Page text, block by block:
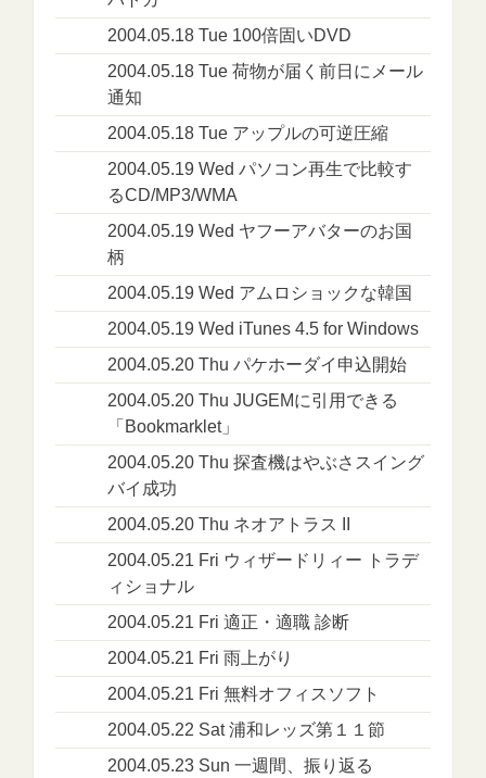
2004.05.18 Tue 100倍固いDVD
2004.05.18 Tue 荷物が届く前日にメール
通知
2004.05.18 Tue アップルの可逆圧縮
2004.05.19 Wed パソコン再生で比較す
るCD/MP3/WMA
2004.05.19 Wed ヤフーアバターのお国
柄
2004.05.19 Wed アムロショックな韓国
2004.05.19 Wed iTunes 4.5 for Windows
2004.05.20 Thu パケホーダイ申込開始
2004.05.20 Thu JUGEMに引用できる
「Bookmarklet」
2004.05.20 Thu 探査機はやぶさスイング
バイ成功
2004.05.20 Thu ネオアトラス II
2004.05.21 Fri ウィザードリィー トラデ
ィショナル
2004.05.21 Fri 適正・適職 診断
2004.05.21 Fri 雨上がり
2004.05.21 Fri 無料オフィスソフト
2004.05.22 Sat 浦和レッズ第１１節
2004.05.23 Sun 一週間、振り返る